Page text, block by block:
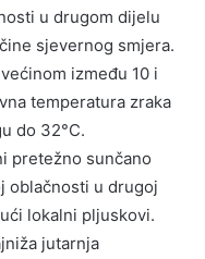
u drugom dijelu
sjevernog smjera.
između 10 i
temperatura zraka
do 32°C.
pretežno sunčano
oblačnosti u drugoj
lokalni pljuskovi.
jutarnja